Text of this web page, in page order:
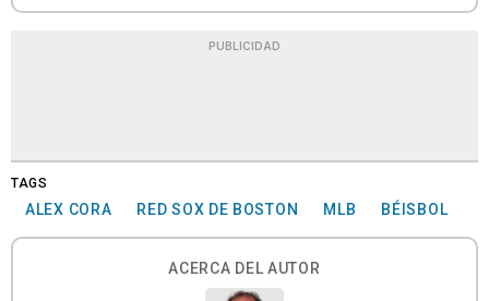
PUBLICIDAD
TAGS
ALEX CORA RED SOX DE BOSTON MLB BÉISBOL
ACERCA DEL AUTOR